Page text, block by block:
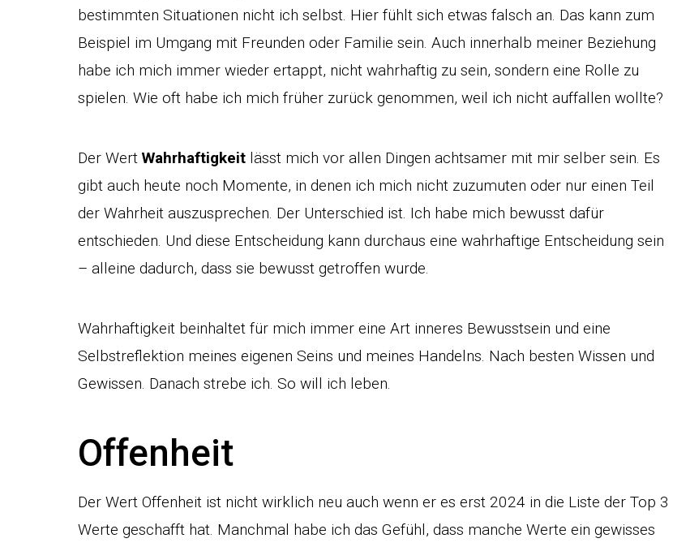
bestimmten Situationen nicht ich selbst. Hier fühlt sich etwas falsch an. Das kann zum
Beispiel im Umgang mit Freunden oder Familie sein. Auch innerhalb meiner Beziehung
habe ich mich immer wieder ertappt, nicht wahrhaftig zu sein, sondern eine Rolle zu
spielen. Wie oft habe ich mich früher zurück genommen, weil ich nicht auffallen wollte?
Der Wert Wahrhaftigkeit lässt mich vor allen Dingen achtsamer mit mir selber sein. Es
gibt auch heute noch Momente, in denen ich mich nicht zuzumuten oder nur einen Teil
der Wahrheit auszusprechen. Der Unterschied ist. Ich habe mich bewusst dafür
entschieden. Und diese Entscheidung kann durchaus eine wahrhaftige Entscheidung sein
– alleine dadurch, dass sie bewusst getroffen wurde.
Wahrhaftigkeit beinhaltet für mich immer eine Art inneres Bewusstsein und eine
Selbstreflektion meines eigenen Seins und meines Handelns. Nach besten Wissen und
Gewissen. Danach strebe ich. So will ich leben.
Offenheit
Der Wert Offenheit ist nicht wirklich neu auch wenn er es erst 2024 in die Liste der Top 3
Werte geschafft hat. Manchmal habe ich das Gefühl, dass manche Werte ein gewisses